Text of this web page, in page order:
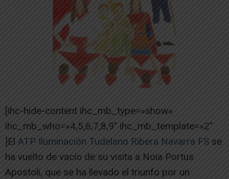
[ihc-hide-content ihc_mb_type=»show»
ihc_mb_who=»4,5,6,7,8,9″ ihc_mb_template=»2″
]El ATP Iluminación Tudelano Ribera Navarra FS se
ha vuelto de vacío de su visita a Noia Portus
Apostoli, que se ha llevado el triunfo por un